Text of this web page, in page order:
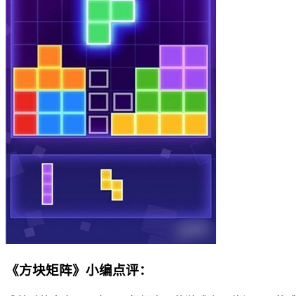
《方块矩阵》小编点评：